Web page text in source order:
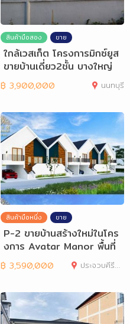
สินค้ามือสอง ขาย
ใกล้เวสเก็ต โครงการมิกซ์ยูส
ขายบ้านเดี่ยว2ชั้น บางใหญ่
฿ 3,900,000 นนทบุรี
สินค้ามือหนึ่ง ขาย
P-2 ขายบ้านสร้างใหม่ในโคร
งการ Avatar Manor พื้นที่
อ.หัวหิน
฿ 3,590,000 ประจวบคีรีขันธ์